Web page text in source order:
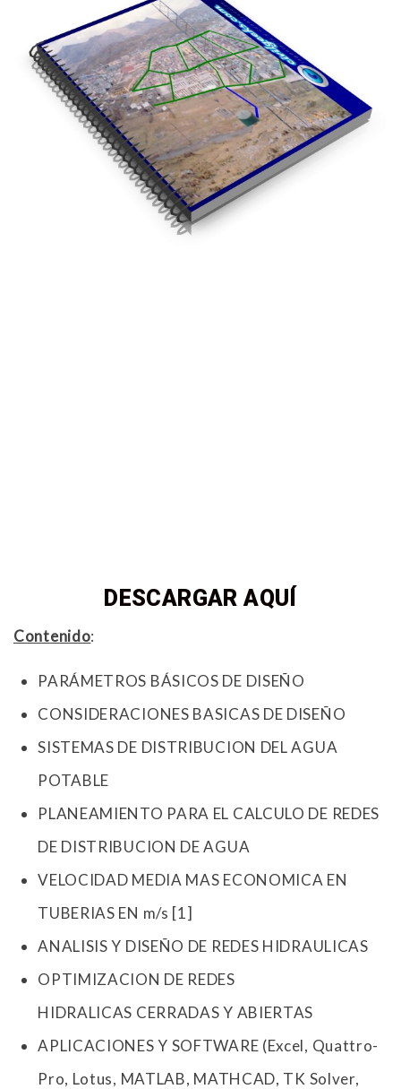
DESCARGAR AQUÍ
Contenido:
PARÁMETROS BÁSICOS DE DISEÑO
CONSIDERACIONES BASICAS DE DISEÑO
SISTEMAS DE DISTRIBUCION DEL AGUA
POTABLE
PLANEAMIENTO PARA EL CALCULO DE REDES
DE DISTRIBUCION DE AGUA
VELOCIDAD MEDIA MAS ECONOMICA EN
TUBERIAS EN m/s [1]
ANALISIS Y DISEÑO DE REDES HIDRAULICAS
OPTIMIZACION DE REDES
HIDRALICAS CERRADAS Y ABIERTAS
APLICACIONES Y SOFTWARE (Excel, Quattro-
Pro, Lotus, MATLAB, MATHCAD, TK Solver,